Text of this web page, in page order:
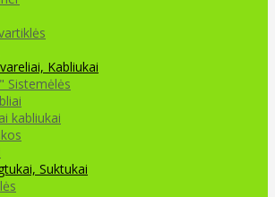
Kabliukai
Sistemėlės
kabliukai
Suktukai